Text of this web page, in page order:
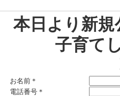
本日より新規
子育て
お名前 ＊
電話番号 ＊